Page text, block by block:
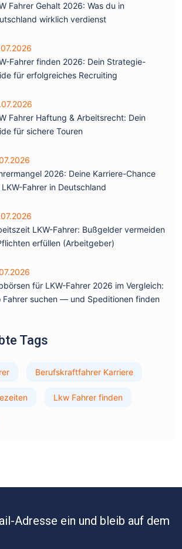
Fahrer Gehalt 2026: Was du in
wirklich verdienst
Fahrer finden 2026: Dein Strategie-
für erfolgreiches Recruiting
Fahrer Haftung & Arbeitsrecht: Dein
für sichere Touren
2026: Deine Karriere-Chance
LKW-Fahrer in Deutschland
LKW-Fahrer: Bußgelder vermeiden
erfüllen (Arbeitgeber)
für LKW-Fahrer 2026 im Vergleich:
Fahrer suchen — und Speditionen finden
Tags
Berufskraftfahrer Karriere
Lkw Fahrer finden
Adresse ein und bleib auf dem